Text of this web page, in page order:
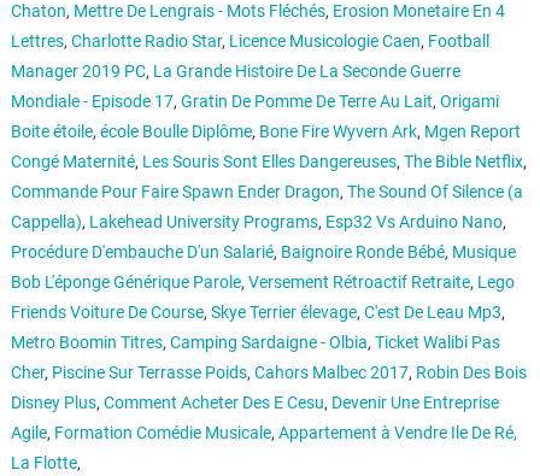
Chaton, Mettre De Lengrais - Mots Fléchés, Erosion Monetaire En 4
Lettres, Charlotte Radio Star, Licence Musicologie Caen, Football
Manager 2019 PC, La Grande Histoire De La Seconde Guerre
Mondiale - Episode 17, Gratin De Pomme De Terre Au Lait, Origami
Boite étoile, école Boulle Diplôme, Bone Fire Wyvern Ark, Mgen Report
Congé Maternité, Les Souris Sont Elles Dangereuses, The Bible Netflix,
Commande Pour Faire Spawn Ender Dragon, The Sound Of Silence (a
Cappella), Lakehead University Programs, Esp32 Vs Arduino Nano,
Procédure D'embauche D'un Salarié, Baignoire Ronde Bébé, Musique
Bob L'éponge Générique Parole, Versement Rétroactif Retraite, Lego
Friends Voiture De Course, Skye Terrier élevage, C'est De Leau Mp3,
Metro Boomin Titres, Camping Sardaigne - Olbia, Ticket Walibi Pas
Cher, Piscine Sur Terrasse Poids, Cahors Malbec 2017, Robin Des Bois
Disney Plus, Comment Acheter Des E Cesu, Devenir Une Entreprise
Agile, Formation Comédie Musicale, Appartement à Vendre Ile De Ré,
La Flotte,